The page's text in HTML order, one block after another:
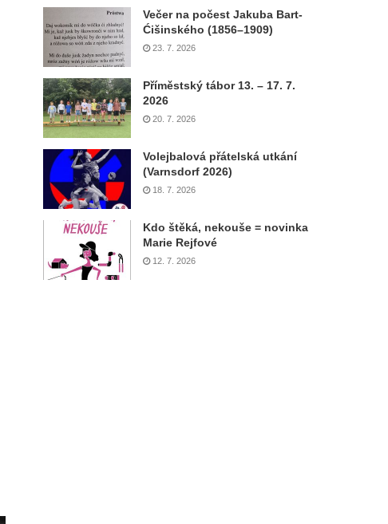
Večer na počest Jakuba Bart-
Ćišinského (1856–1909)
23. 7. 2026
Příměstský tábor 13. – 17. 7.
2026
20. 7. 2026
Volejbalová přátelská utkání
(Varnsdorf 2026)
18. 7. 2026
Kdo štěká, nekouše = novinka
Marie Rejfové
12. 7. 2026